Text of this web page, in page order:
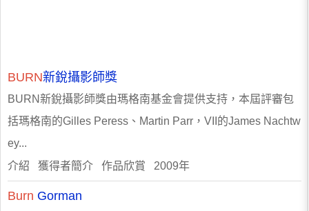
BURN新銳攝影師獎
BURN新銳攝影師獎由瑪格南基金會提供支持，本屆評審包
括瑪格南的Gilles Peress、Martin Parr，VII的James Nachtw
ey...
介紹 獲得者簡介 作品欣賞 2009年
Burn Gorman